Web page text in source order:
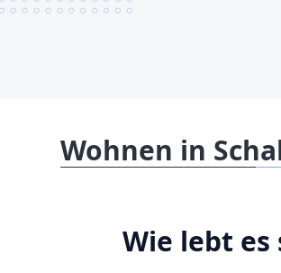
Wohnen in
Wie lebt es